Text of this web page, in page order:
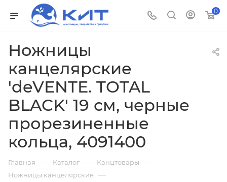
0
Ножницы
канцелярские
'deVENTE. TOTAL
BLACK' 19 см, черные
прорезиненные
кольца, 4091400
Главная — Каталог — Канцтовары —
Ножницы канцелярские —